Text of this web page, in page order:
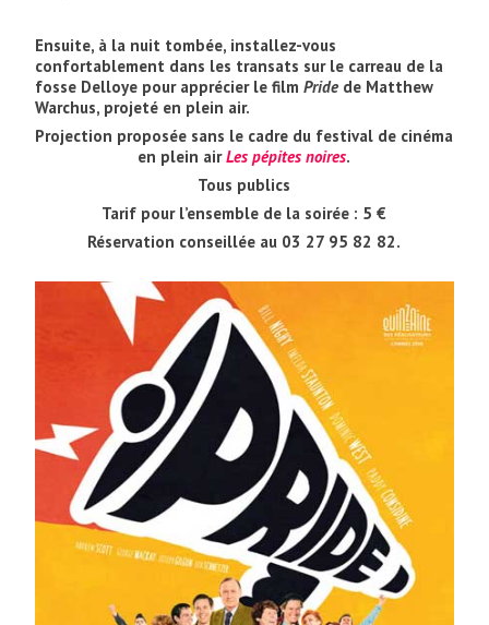
Ensuite, à la nuit tombée, installez-vous
confortablement dans les transats sur le carreau de la
fosse Delloye pour apprécier le film Pride de Matthew
Warchus, projeté en plein air.
Projection proposée sans le cadre du festival de cinéma
en plein airLes pépites noires.
Tous publics
Tarif pour l’ensemble de la soirée : 5 €
Réservation conseillée au 03 27 95 82 82.